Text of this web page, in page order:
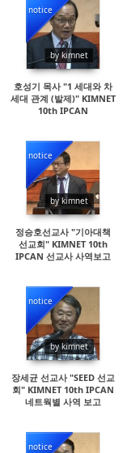
notice
by kimnet
15748
호성기 목사 "1 세대와 차
세대 관계 (발제)" KIMNET
10th IPCAN
notice
by kimnet
15315
정승호선교사 "기아대책
선교회" KIMNET 10th
IPCAN 선교사 사역보고
notice
by kimnet
90475
장세균 선교사 "SEED 선교
회" KIMNET 10th IPCAN
네트웍별 사역 보고
notice